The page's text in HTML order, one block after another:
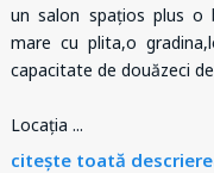
un salon spațios plus o
mare cu plita,o
capacitate de douăzeci
Locația ...
citește toată